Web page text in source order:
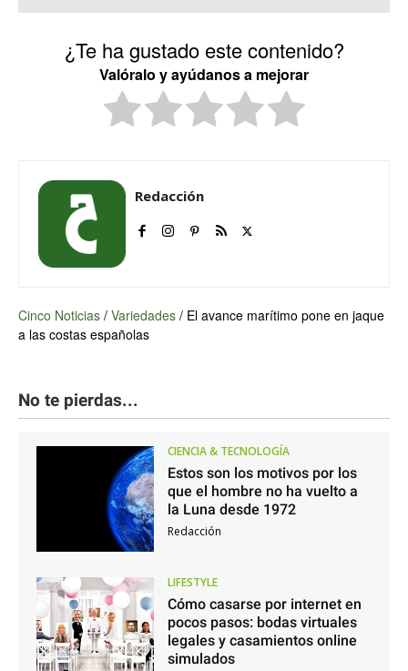
¿Te ha gustado este contenido?
Valóralo y ayúdanos a mejorar
Redacción
Cinco Noticias / Variedades / El avance marítimo pone en jaque
a las costas españolas
No te pierdas...
CIENCIA & TECNOLOGÍA
Estos son los motivos por los
que el hombre no ha vuelto a
la Luna desde 1972
Redacción
LIFESTYLE
Cómo casarse por internet en
pocos pasos: bodas virtuales
legales y casamientos online
simulados